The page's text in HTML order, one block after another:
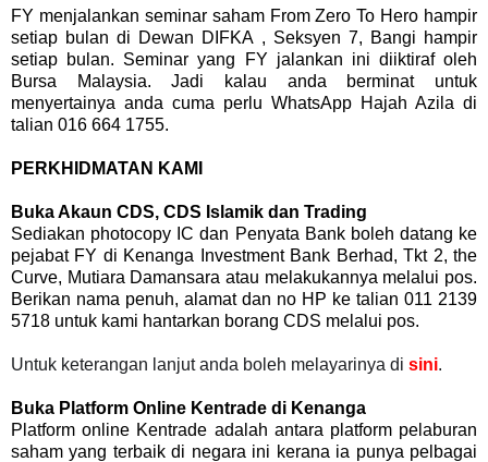
FY menjalankan seminar saham From Zero To Hero hampir
setiap bulan di Dewan DIFKA , Seksyen 7, Bangi hampir
setiap bulan. Seminar yang FY jalankan ini diiktiraf oleh
Bursa Malaysia. Jadi kalau anda berminat untuk
menyertainya anda cuma perlu WhatsApp Hajah Azila di
talian 016 664 1755.
PERKHIDMATAN KAMI
Buka Akaun CDS, CDS Islamik dan Trading
Sediakan photocopy IC dan Penyata Bank boleh datang ke
pejabat FY di Kenanga Investment Bank Berhad, Tkt 2, the
Curve, Mutiara Damansara atau melakukannya melalui pos.
Berikan nama penuh, alamat dan no HP ke talian 011 2139
5718 untuk kami hantarkan borang CDS melalui pos.
Untuk keterangan lanjut anda boleh melayarinya di sini.
Buka Platform Online Kentrade di Kenanga
Platform online Kentrade adalah antara platform pelaburan
saham yang terbaik di negara ini kerana ia punya pelbagai